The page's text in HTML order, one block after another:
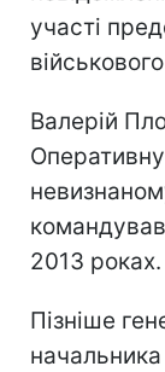
участі
Валерій
2013 роках.
Пізніше